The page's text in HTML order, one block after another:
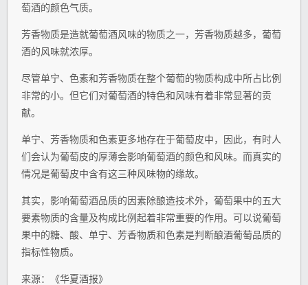
萄酒的颜色气质。
芳香物质是造就葡萄酒风味的物质之一，芳香物质越多，葡萄
酒的风味就浓厚。
尽管单宁、色素和芳香物质在整个葡萄的物质构成中所占比例
非常的小。但它们对葡萄酒的特色和风味有着非常显著的贡
献。
单宁、芳香物质和色素更多地存在于葡萄皮中，因此，有时人
们会认为葡萄皮的厚薄会影响葡萄酒的颜色和风味。而真实的
情况是葡萄皮中含有这三种风味物的缘故。
其实，影响葡萄酒品质的因素除酿造技术外，葡萄果中的五大
要素物质的含量及构成比例起着非常重要的作用。可以说葡萄
果中的糖、酸、单宁、芳香物质和色素是判断酿酒葡萄品质的
指标性物质。
来源：《华夏酒报》